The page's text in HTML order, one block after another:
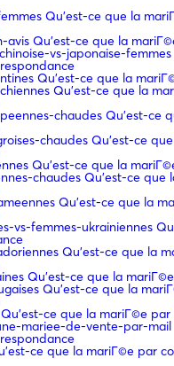
Qu'est-ce que la
avis Qu'est-ce que la
vs-japonaise-
Qu'est-ce que la
Qu'est-ce que la
chaudes Qu'est-ce
chaudes Qu'est-ce
Qu'est-ce que la
chaudes Qu'est-ce que
Qu'est-ce que la
vs-femmes-ukrainiennes
Qu'est-ce que la
Qu'est-ce que la
Qu'est-ce que la
ce que la mariГ©e par
mariee-de-vente-par-
ce que la mariГ©e par